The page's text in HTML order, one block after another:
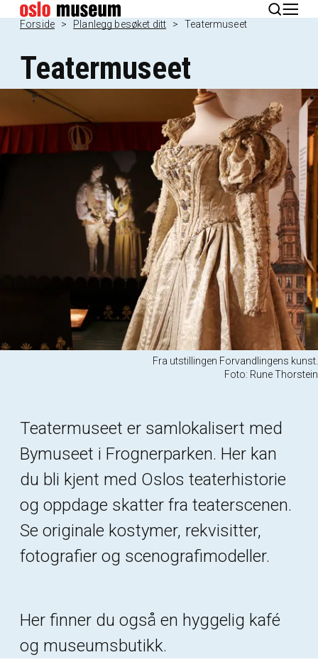
English
Forside Planlegg besøket ditt Teatermuseet
Teatermuseet
Fra utstillingen Forvandlingens kunst.
Foto: Rune Thorstein
Teatermuseet er samlokalisert med
Bymuseet i Frognerparken. Her kan
du bli kjent med Oslos teaterhistorie
og oppdage skatter fra teaterscenen.
Se originale kostymer, rekvisitter,
fotografier og scenografimodeller.
Her finner du også en hyggelig kafé
og museumsbutikk.